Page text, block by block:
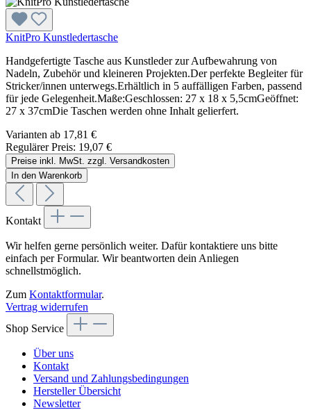
KnitPro Kunstledertasche
Handgefertigte Tasche aus Kunstleder zur Aufbewahrung von
Nadeln, Zubehör und kleineren Projekten.Der perfekte Begleiter für
Stricker/innen unterwegs.Erhältlich in 5 auffälligen Farben, passend
für jede Gelegenheit.Maße:Geschlossen: 27 x 18 x 5,5cmGeöffnet:
27 x 37cmDie Taschen werden ohne Inhalt gelierfert.
Varianten ab 17,81 €
Regulärer Preis: 19,07 €
Preise inkl. MwSt. zzgl. Versandkosten
In den Warenkorb
Kontakt
Wir helfen gerne persönlich weiter. Dafür kontaktiere uns bitte
einfach per Formular. Wir beantworten dein Anliegen
schnellstmöglich.
Zum Kontaktformular.
Vertrag widerrufen
Shop Service
Über uns
Kontakt
Versand und Zahlungsbedingungen
Hersteller Übersicht
Newsletter